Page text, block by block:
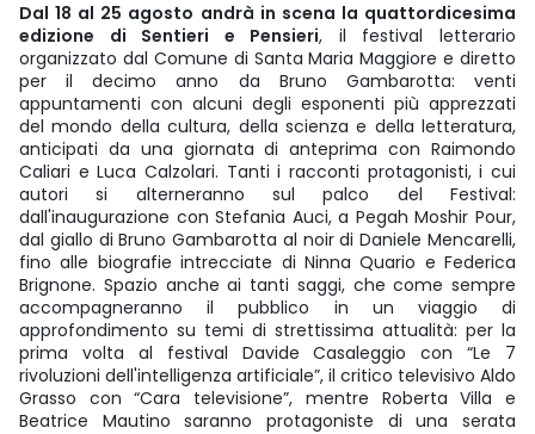
Dal 18 al 25 agosto andrà in scena la quattordicesima
edizione di Sentieri e Pensieri, il festival letterario
organizzato dal Comune di Santa Maria Maggiore e diretto
per il decimo anno da Bruno Gambarotta: venti
appuntamenti con alcuni degli esponenti più apprezzati
del mondo della cultura, della scienza e della letteratura,
anticipati da una giornata di anteprima con Raimondo
Caliari e Luca Calzolari. Tanti i racconti protagonisti, i cui
autori si alterneranno sul palco del Festival:
dall'inaugurazione con Stefania Auci, a Pegah Moshir Pour,
dal giallo di Bruno Gambarotta al noir di Daniele Mencarelli,
fino alle biografie intrecciate di Ninna Quario e Federica
Brignone. Spazio anche ai tanti saggi, che come sempre
accompagneranno il pubblico in un viaggio di
approfondimento su temi di strettissima attualità: per la
prima volta al festival Davide Casaleggio con “Le 7
rivoluzioni dell'intelligenza artificiale”, il critico televisivo Aldo
Grasso con “Cara televisione”, mentre Roberta Villa e
Beatrice Mautino saranno protagoniste di una serata